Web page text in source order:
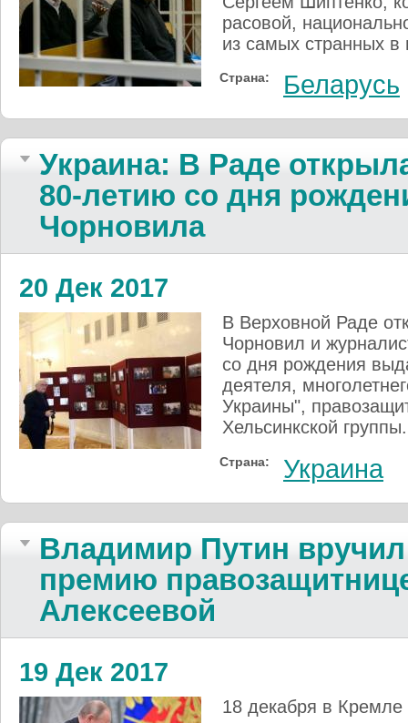
расовой,
из самых странных в
Страна: Беларусь
Украина: В Раде
80-летию со дня
Чорновила
20 Дек 2017
В Верховной Раде
Чорновил и
со дня рождения
деятеля,
Украины",
Хельсинкской группы.
Страна: Украина
Владимир Путин
премию
Алексеевой
19 Дек 2017
18 декабря в